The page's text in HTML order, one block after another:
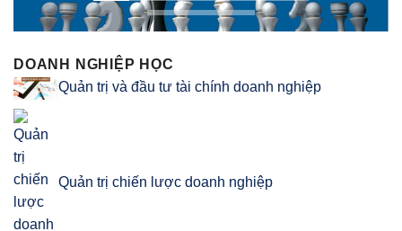
DOANH NGHIỆP HỌC
Quản trị và đầu tư tài chính doanh nghiệp
Quản trị chiến lược doanh nghiệp